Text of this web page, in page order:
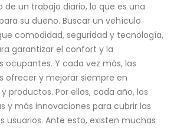
de un trabajo diario, lo que es una
su dueño. Buscar un vehículo
comodidad, seguridad y tecnología,
garantizar el confort y la
ocupantes. Y cada vez más, las
ofrecer y mejorar siempre en
productos. Por ellos, cada año, los
y más innovaciones para cubrir las
usuarios. Ante esto, existen muchas